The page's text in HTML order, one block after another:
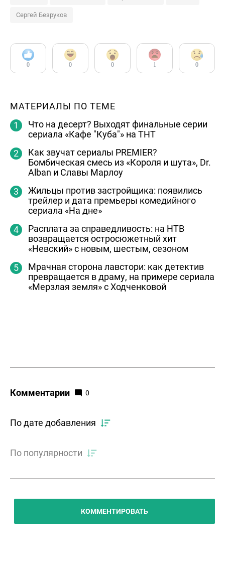
Сергей Безруков
0 0 0 1 0
МАТЕРИАЛЫ ПО ТЕМЕ
Что на десерт? Выходят финальные серии
сериала «Кафе "Куба"» на ТНТ
Как звучат сериалы PREMIER?
Бомбическая смесь из «Короля и шута», Dr.
Alban и Славы Марлоу
Жильцы против застройщика: появились
трейлер и дата премьеры комедийного
сериала «На дне»
Расплата за справедливость: на НТВ
возвращается остросюжетный хит
«Невский» с новым, шестым, сезоном
Мрачная сторона лавстори: как детектив
превращается в драму, на примере сериала
«Мерзлая земля» с Ходченковой
Комментарии 0
По дате добавления
По популярности
КОММЕНТИРОВАТЬ